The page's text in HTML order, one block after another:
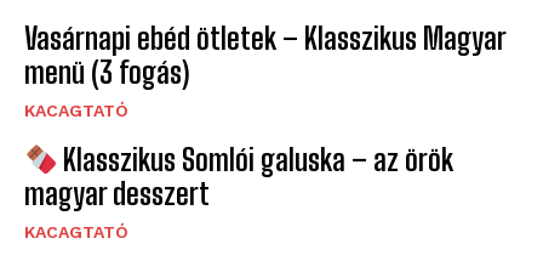
Vasárnapi ebéd ötletek – Klasszikus Magyar
menü (3 fogás)
KACAGTATÓ
Klasszikus Somlói galuska – az örök
magyar desszert
KACAGTATÓ